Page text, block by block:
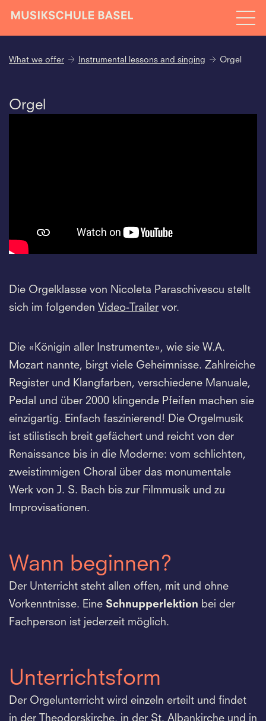
What we offer Instrumental lessons and singing Orgel
Orgel
Die Orgelklasse von Nicoleta Paraschivescu stellt
sich im folgenden Video-Trailer vor.
Die «Königin aller Instrumente», wie sie W.A.
Mozart nannte, birgt viele Geheimnisse. Zahlreiche
Register und Klangfarben, verschiedene Manuale,
Pedal und über 2000 klingende Pfeifen machen sie
einzigartig. Einfach faszinierend! Die Orgelmusik
ist stilistisch breit gefächert und reicht von der
Renaissance bis in die Moderne: vom schlichten,
zweistimmigen Choral über das monumentale
Werk von J. S. Bach bis zur Filmmusik und zu
Improvisationen.
Wann beginnen?
Der Unterricht steht allen offen, mit und ohne
Vorkenntnisse. Eine Schnupperlektion bei der
Fachperson ist jederzeit möglich.
Unterrichtsform
Der Orgelunterricht wird einzeln erteilt und findet
in der Theodorskirche, in der St. Albankirche und in